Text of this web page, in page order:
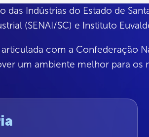
das Indústrias do Estado de
(SENAI/SC) e Instituto
com a Confederação
um ambiente melhor para os